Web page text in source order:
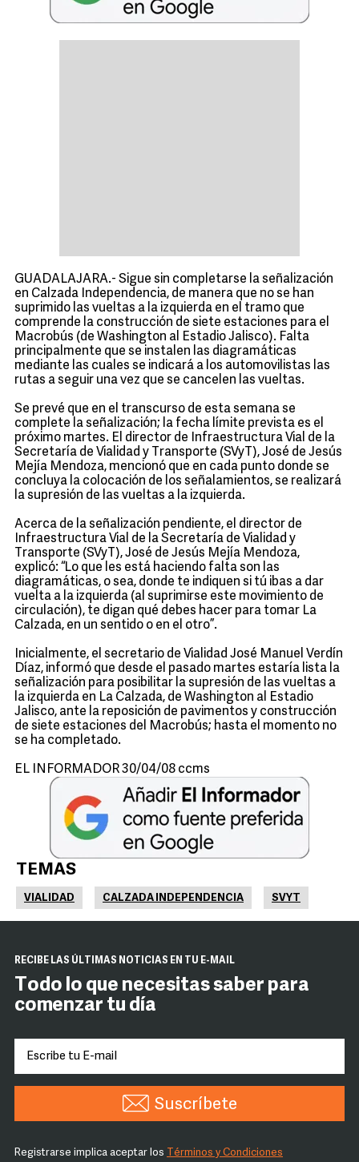
GUADALAJARA.- Sigue sin completarse la señalización
en Calzada Independencia, de manera que no se han
suprimido las vueltas a la izquierda en el tramo que
comprende la construcción de siete estaciones para el
Macrobús (de Washington al Estadio Jalisco). Falta
principalmente que se instalen las diagramáticas
mediante las cuales se indicará a los automovilistas las
rutas a seguir una vez que se cancelen las vueltas.
Se prevé que en el transcurso de esta semana se
complete la señalización; la fecha límite prevista es el
próximo martes. El director de Infraestructura Vial de la
Secretaría de Vialidad y Transporte (SVyT), José de Jesús
Mejía Mendoza, mencionó que en cada punto donde se
concluya la colocación de los señalamientos, se realizará
la supresión de las vueltas a la izquierda.
Acerca de la señalización pendiente, el director de
Infraestructura Vial de la Secretaría de Vialidad y
Transporte (SVyT), José de Jesús Mejía Mendoza,
explicó: “Lo que les está haciendo falta son las
diagramáticas, o sea, donde te indiquen si tú ibas a dar
vuelta a la izquierda (al suprimirse este movimiento de
circulación), te digan qué debes hacer para tomar La
Calzada, en un sentido o en el otro”.
Inicialmente, el secretario de Vialidad José Manuel Verdín
Díaz, informó que desde el pasado martes estaría lista la
señalización para posibilitar la supresión de las vueltas a
la izquierda en La Calzada, de Washington al Estadio
Jalisco, ante la reposición de pavimentos y construcción
de siete estaciones del Macrobús; hasta el momento no
se ha completado.
EL INFORMADOR 30/04/08 ccms
TEMAS
VIALIDAD CALZADA INDEPENDENCIA SVYT
RECIBE LAS ÚLTIMAS NOTICIAS EN TU E-MAIL
Todo lo que necesitas saber para
comenzar tu día
Suscríbete
Registrarse implica aceptar los Términos y Condiciones